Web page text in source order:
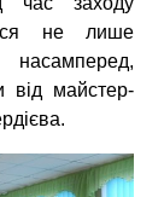
не лише
насамперед,
майстер-